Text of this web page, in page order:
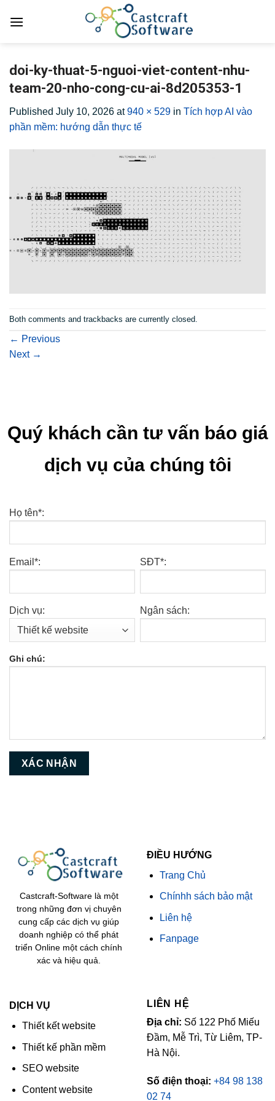
doi-ky-thuat-5-nguoi-viet-content-nhu-
team-20-nho-cong-cu-ai-8d205353-1
Published July 10, 2026 at940 × 529 in Tích hợp AI vào
phần mềm: hướng dẫn thực tế
Both comments and trackbacks are currently closed.
← Previous
Next →
Quý khách cần tư vấn báo giá
dịch vụ của chúng tôi
Họ tên*:
Email*: SĐT*:
Dịch vụ: Ngân sách:
Ghi chú:
Castcraft-Software là một
trong những đơn vị chuyên
cung cấp các dịch vụ giúp
doanh nghiệp có thể phát
triển Online một cách chính
xác và hiệu quả.
ĐIỀU HƯỚNG
Trang Chủ
Chínhh sách bảo mật
Liên hệ
Fanpage
DỊCH VỤ
Thiết kết website
Thiết kế phần mềm
SEO website
Content website
LIÊN HỆ
Địa chỉ: Số 122 Phố Miếu
Đầm, Mễ Trì, Từ Liêm, TP-
Hà Nội.
Số điện thoại: +84 98 138
02 74